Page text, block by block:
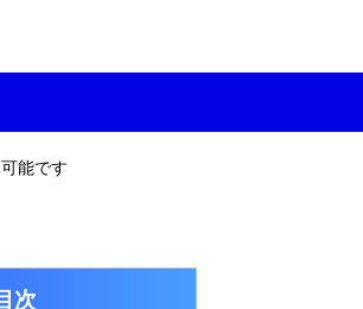
能です
次